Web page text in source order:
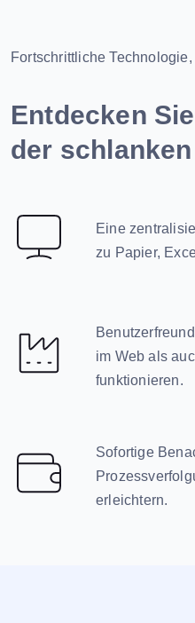
Fortschrittliche
Entdecken
der
Eine
zu Papier,
im Web als
funktionieren.
Sofortige
erleichtern.